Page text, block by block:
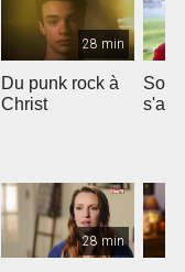
28 min
Du punk rock à
Christ
Son
28 min